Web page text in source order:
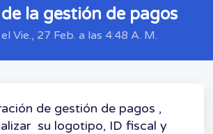
la gestión de pagos
Vie., 27 Feb. a las 4:48 A. M.
de gestión de pagos ,
su logotipo, ID fiscal y